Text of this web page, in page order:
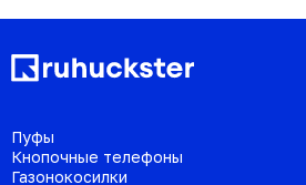
Пуфы
Кнопочные телефоны
Газонокосилки